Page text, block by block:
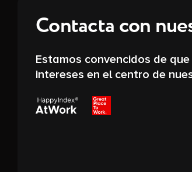
Contacta con
Estamos convencidos de
intereses en el centro de